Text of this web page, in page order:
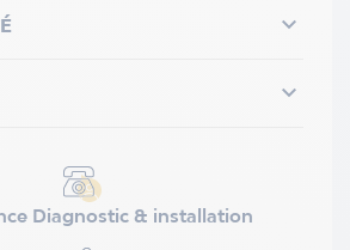


Diagnostic & installation